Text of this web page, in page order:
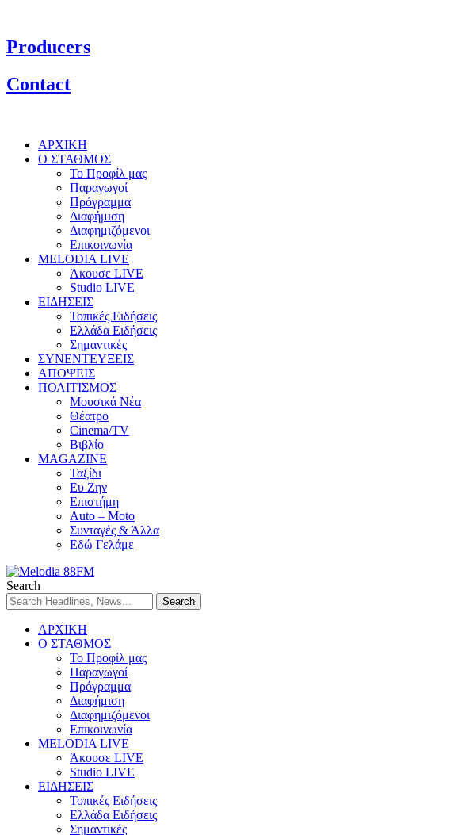
Producers
Contact
ΑΡΧΙΚΗ
Ο ΣΤΑΘΜΟΣ
Το Προφίλ μας
Παραγωγοί
Πρόγραμμα
Διαφήμιση
Διαφημιζόμενοι
Επικοινωνία
MELODIA LIVE
Άκουσε LIVE
Studio LIVE
ΕΙΔΗΣΕΙΣ
Τοπικές Ειδήσεις
Ελλάδα Ειδήσεις
Σημαντικές
ΣΥΝΕΝΤΕΥΞΕΙΣ
ΑΠΟΨΕΙΣ
ΠΟΛΙΤΙΣΜΟΣ
Μουσικά Νέα
Θέατρο
Cinema/TV
Βιβλίο
MAGAZINE
Ταξίδι
Ευ Ζην
Επιστήμη
Auto – Moto
Συνταγές & Άλλα
Εδώ Γελάμε
Search
ΑΡΧΙΚΗ
Ο ΣΤΑΘΜΟΣ
Το Προφίλ μας
Παραγωγοί
Πρόγραμμα
Διαφήμιση
Διαφημιζόμενοι
Επικοινωνία
MELODIA LIVE
Άκουσε LIVE
Studio LIVE
ΕΙΔΗΣΕΙΣ
Τοπικές Ειδήσεις
Ελλάδα Ειδήσεις
Σημαντικές